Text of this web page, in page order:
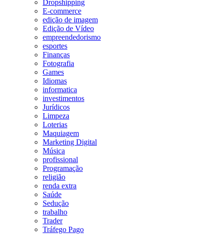
Dropshipping
E-commerce
edição de imagem
Edição de Vídeo
empreendedorismo
esportes
Finanças
Fotografia
Games
Idiomas
informatica
investimentos
Jurídicos
Limpeza
Loterias
Maquiagem
Marketing Digital
Música
profissional
Programação
religião
renda extra
Saúde
Sedução
trabalho
Trader
Tráfego Pago